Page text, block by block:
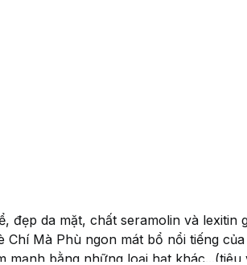
da mặt, chất seramolin và lexitin
Mà Phù ngon mát bổ nổi tiếng
bằng những loại hạt khác...(tiêu